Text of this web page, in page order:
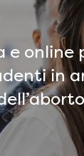
e online
in